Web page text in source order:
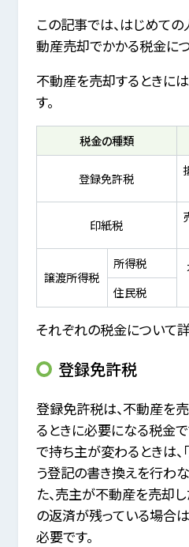
この記事では、はじめての
動産売却でかかる税金に
不動産を売却するときに
す。
税金の種類
登録免許税
印紙税
譲渡所得税
所得税
住民税
それぞれの税金について詳
登録免許税
登録免許税は、不動産を
るときに必要になる税金
で持ち主が変わるときは、
う登記の書き換えを行わ
た、売主が不動産を売却
の返済が残っている場合は
必要です。